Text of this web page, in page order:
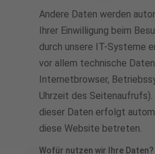
Andere Daten werden
Ihrer Einwilligung beim
durch unsere IT-Systeme
vor allem technische Daten
Internetbrowser,
Uhrzeit des Seitenaufrufs).
dieser Daten erfolgt
diese Website betreten.
Wofür nutzen wir Ihre Daten?